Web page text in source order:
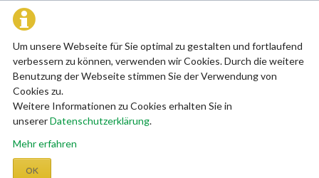
Um unsere Webseite für Sie optimal zu gestalten und fortlaufend
verbessern zu können, verwenden wir Cookies. Durch die weitere
Benutzung der Webseite stimmen Sie der Verwendung von
Cookies zu.
Weitere Informationen zu Cookies erhalten Sie in
unsererDatenschutzerklärung.
Mehr erfahren
OK